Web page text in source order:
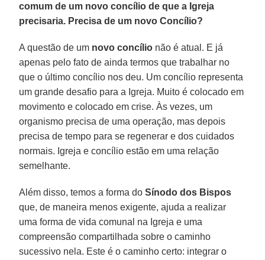
comum de um novo concílio de que a Igreja
precisaria. Precisa de um novo Concílio?
A questão de um novo concílio não é atual. E já
apenas pelo fato de ainda termos que trabalhar no
que o último concílio nos deu. Um concílio representa
um grande desafio para a Igreja. Muito é colocado em
movimento e colocado em crise. Às vezes, um
organismo precisa de uma operação, mas depois
precisa de tempo para se regenerar e dos cuidados
normais. Igreja e concílio estão em uma relação
semelhante.
Além disso, temos a forma doSínodo dos Bispos
que, de maneira menos exigente, ajuda a realizar
uma forma de vida comunal na Igreja e uma
compreensão compartilhada sobre o caminho
sucessivo nela. Este é o caminho certo: integrar o